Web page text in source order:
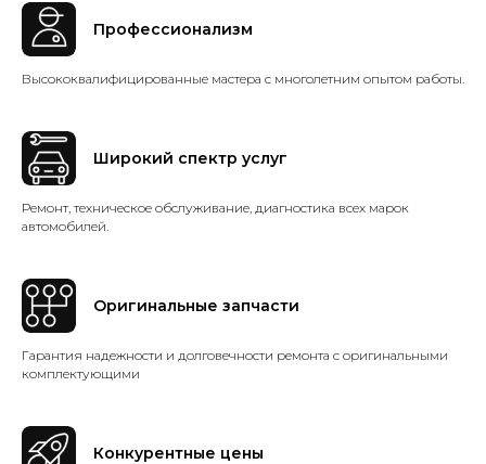
Профессионализм
Высококвалифицированные мастера с многолетним опытом работы.
Широкий спектр услуг
Ремонт, техническое обслуживание, диагностика всех марок
автомобилей.
Оригинальные запчасти
Гарантия надежности и долговечности ремонта с оригинальными
комплектующими
Конкурентные цены